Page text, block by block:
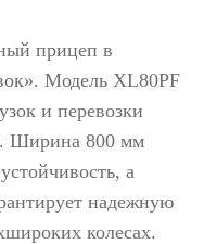
прицеп в
Модель XL80PF
и перевозки
Ширина 800 мм
а
надежную
колесах.